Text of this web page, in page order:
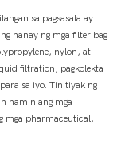
sa pagsasala ay
hanay ng mga filter bag
nylon, at
filtration, pagkolekta
sa iyo. Tinitiyak ng
namin ang mga
mga pharmaceutical,